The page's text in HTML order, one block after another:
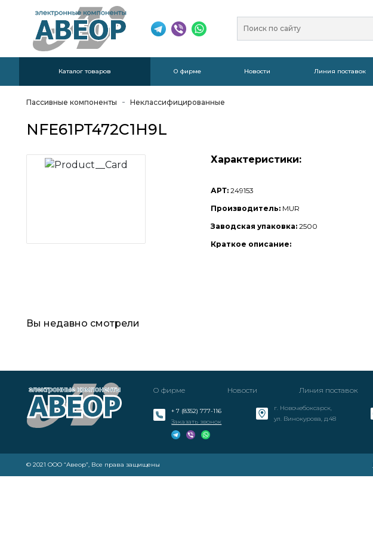
Каталог товаров О фирме Новости Линия поставок
Пассивные компоненты Неклассифицированные
NFE61PT472C1H9L
Характеристики:
АРТ:249153
Производитель: MUR
Заводская упаковка:2500
Краткое описание:
Вы недавно смотрели
О фирме Новости Линия поставок
+ 7 (8352) 777-116
Заказать звонок
г. Новочебоксарск,
ул. Винокурова, д.48
© 2021 ООО “Авеор”, Все права защищены